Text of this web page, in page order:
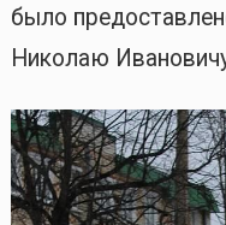
было
Николаю